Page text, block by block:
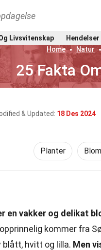
Livsvitenskap Hendelser
Home
Natur
25 Fakta
& Updated: 18 Des 2024
Planter
en vakker og delikat
kommer fra
hvitt og lilla. Men